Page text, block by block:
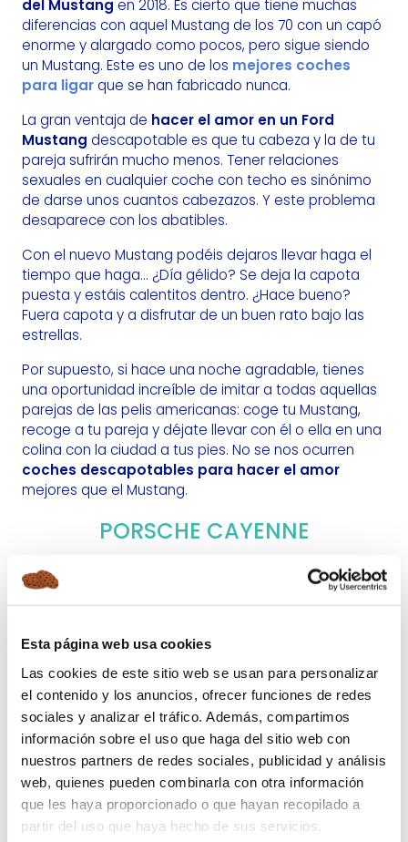
Esta página web usa cookies
Las cookies de este sitio web se usan para personalizar
el contenido y los anuncios, ofrecer funciones de redes
sociales y analizar el tráfico. Además, compartimos
información sobre el uso que haga del sitio web con
nuestros partners de redes sociales, publicidad y análisis
web, quienes pueden combinarla con otra información
que les haya proporcionado o que hayan recopilado a
partir del uso que haya hecho de sus servicios.
del Mustang en 2018. Es cierto que tiene muchas
diferencias con aquel Mustang de los 70 con un capó
enorme y alargado como pocos, pero sigue siendo
un Mustang. Este es uno de los mejores coches
para ligarque se han fabricado nunca.
La gran ventaja de hacer el amor en un Ford
Mustang descapotable es que tu cabeza y la de tu
pareja sufrirán mucho menos. Tener relaciones
sexuales en cualquier coche con techo es sinónimo
de darse unos cuantos cabezazos. Y este problema
desaparece con los abatibles.
Con el nuevo Mustang podéis dejaros llevar haga el
tiempo que haga... ¿Día gélido? Se deja la capota
puesta y estáis calentitos dentro. ¿Hace bueno?
Fuera capota y a disfrutar de un buen rato bajo las
estrellas.
Por supuesto, si hace una noche agradable, tienes
una oportunidad increíble de imitar a todas aquellas
parejas de las pelis americanas: coge tu Mustang,
recoge a tu pareja y déjate llevar con él o ella en una
colina con la ciudad a tus pies. No se nos ocurren
coches descapotables para hacer el amor
mejores que el Mustang.
PORSCHE CAYENNE
Porsche Cayenne
Si lo que quieres es mantener relaciones en un coche
elegante, amplio e imponente, esta es tu elección.